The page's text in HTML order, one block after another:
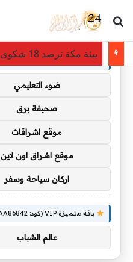
بحث عن
بيئة مكة ترصد 18 شكوى أخطاء طبية في منشآت بيطرية وتتوعد بلا تهاون
توصيات :
باقة متميزة VIP (كود: AA35872):
ضوء التعليمي
صحيفة برق
موقع اشراقات
موقع اشراق اون لاين
اركان سياحة وسفر
باقة متميزة VIP (كود: AA86842):
عالم الشباب